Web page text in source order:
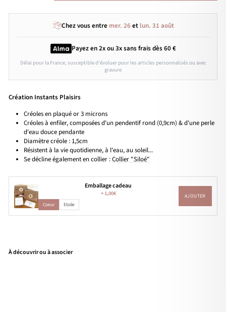
Chez vous entre mer. 26et lun. 31 août
Payez en 2x ou 3xsans fraisdès 60 €
Délai pour la France, susceptible d'évoluer pour les articles personnalisés ou avec
gravure
Création Instants Plaisirs
Créoles en plaqué or 3 microns
Créoles à enfiler, composées d'un pendentif rond (0,9cm) & d'une perle
d'eau douce pendante
Diamètre créole : 1,5cm
Résistent à la vie quotidienne, à l'eau, au soleil...
Se décline également en collier :Collier "Siloé"
Emballage cadeau
+1,00€
Coeur Etoile
AJOUTER
À découvrir ou à associer